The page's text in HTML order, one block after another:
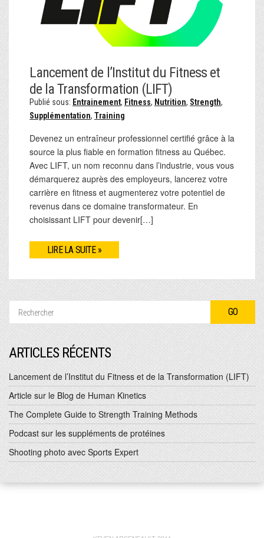
Lancement de l’Institut du Fitness et
de la Transformation (LIFT)
Publié sous: Entrainement, Fitness, Nutrition, Strength,
Supplémentation, Training
Devenez un entraîneur professionnel certifié grâce à la
source la plus fiable en formation fitness au Québec.
Avec LIFT, un nom reconnu dans l’industrie, vous vous
démarquerez auprès des employeurs, lancerez votre
carrière en fitness et augmenterez votre potentiel de
revenus dans ce domaine transformateur. En
choisissant LIFT pour devenir[…]
LIRE LA SUITE »
ARTICLES RÉCENTS
Lancement de l’Institut du Fitness et de la Transformation (LIFT)
Article sur le Blog de Human Kinetics
The Complete Guide to Strength Training Methods
Podcast sur les suppléments de protéines
Shooting photo avec Sports Expert